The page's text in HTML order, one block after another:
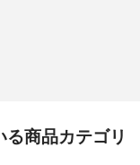
商品カテゴリ